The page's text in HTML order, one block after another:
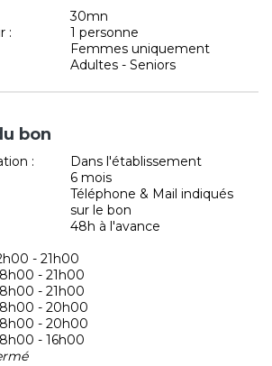
30mn
:
1 personne
Femmes uniquement
Adultes - Seniors
bon
:
Dans l'établissement
6 mois
Téléphone & Mail indiqués
sur le bon
48h à l'avance
- 21h00
- 21h00
- 21h00
- 20h00
- 20h00
- 16h00